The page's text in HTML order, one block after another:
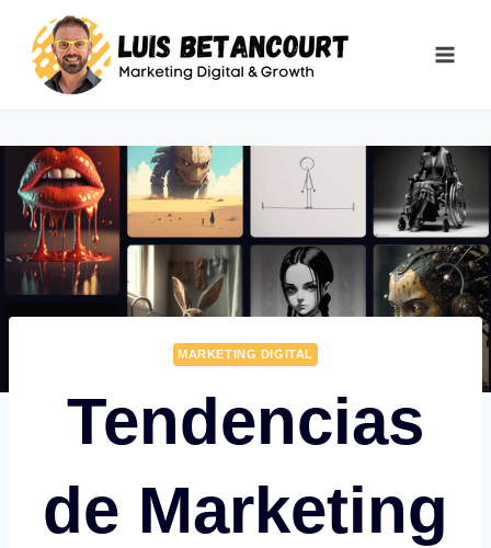
contenido
MARKETING DIGITAL
Tendencias
de Marketing